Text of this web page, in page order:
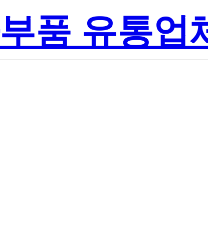
품 유통업